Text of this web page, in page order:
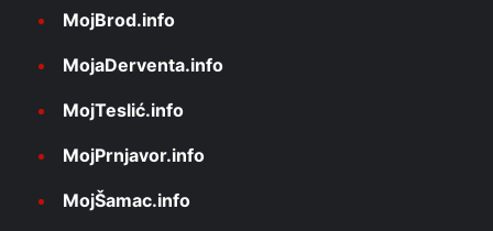
MojBrod.info
MojaDerventa.info
MojTeslić.info
MojPrnjavor.info
MojŠamac.info